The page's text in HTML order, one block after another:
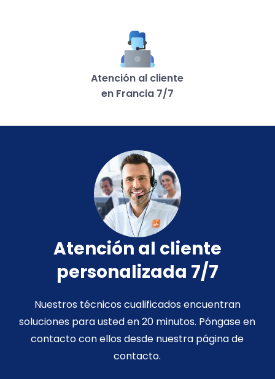
Atención al cliente
en Francia 7/7
Atención al cliente
personalizada 7/7
Nuestros técnicos cualificados encuentran
soluciones para usted en 20 minutos. Póngase en
contacto con ellos desde nuestra página de
contacto.